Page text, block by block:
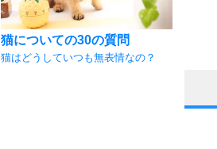
猫についての30の質問
猫はどうしていつも無表情なの？